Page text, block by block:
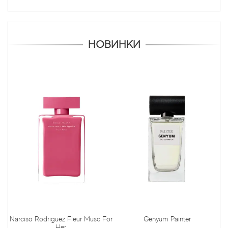
НОВИНКИ
Rodriguez Fleur Musc For
Genyum Painter